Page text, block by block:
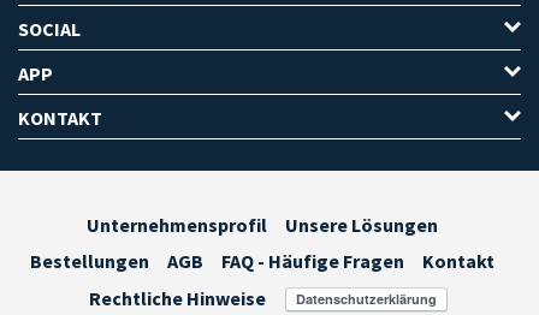
SOCIAL
APP
KONTAKT
Unternehmensprofil
Unsere Lösungen
Bestellungen
AGB FAQ - Häufige Fragen
Kontakt
Rechtliche Hinweise